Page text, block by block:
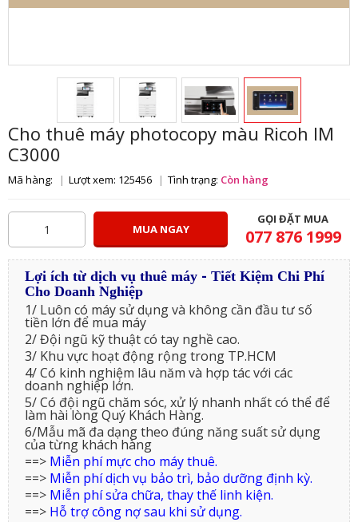
Cho thuê máy photocopy màu Ricoh IM
C3000
Mã hàng: Lượt xem: 125456 Tình trạng: Còn hàng
MUA NGAY
GỌI ĐẶT MUA
077 876 1999
Lợi ích từ dịch vụ thuê máy - Tiết Kiệm Chi Phí
Cho Doanh Nghiệp
1/ Luôn có máy sử dụng và không cần đầu tư số
tiền lớn để mua máy
2/ Đội ngũ kỹ thuật có tay nghề cao.
3/ Khu vực hoạt động rộng trong TP.HCM
4/ Có kinh nghiệm lâu năm và hợp tác với các
doanh nghiệp lớn.
5/ Có đội ngũ chăm sóc, xử lý nhanh nhất có thể để
làm hài lòng Quý Khách Hàng.
6/Mẫu mã đa dạng theo đúng năng suất sử dụng
của từng khách hàng
==> Miễn phí mực cho máy thuê.
==> Miễn phí dịch vụ bảo trì, bảo dưỡng định kỳ.
==> Miễn phí sửa chữa, thay thế linh kiện.
==> Hỗ trợ công nợ sau khi sử dụng.